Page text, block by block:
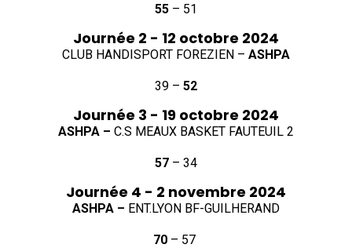
55 – 51
Journée 2 - 12 octobre 2024
CLUB HANDISPORT FOREZIEN – ASHPA
39 – 52
Journée 3 - 19 octobre 2024
ASHPA – C.S MEAUX BASKET FAUTEUIL 2
57 – 34
Journée 4 - 2 novembre 2024
ASHPA – ENT.LYON BF-GUILHERAND
70 – 57